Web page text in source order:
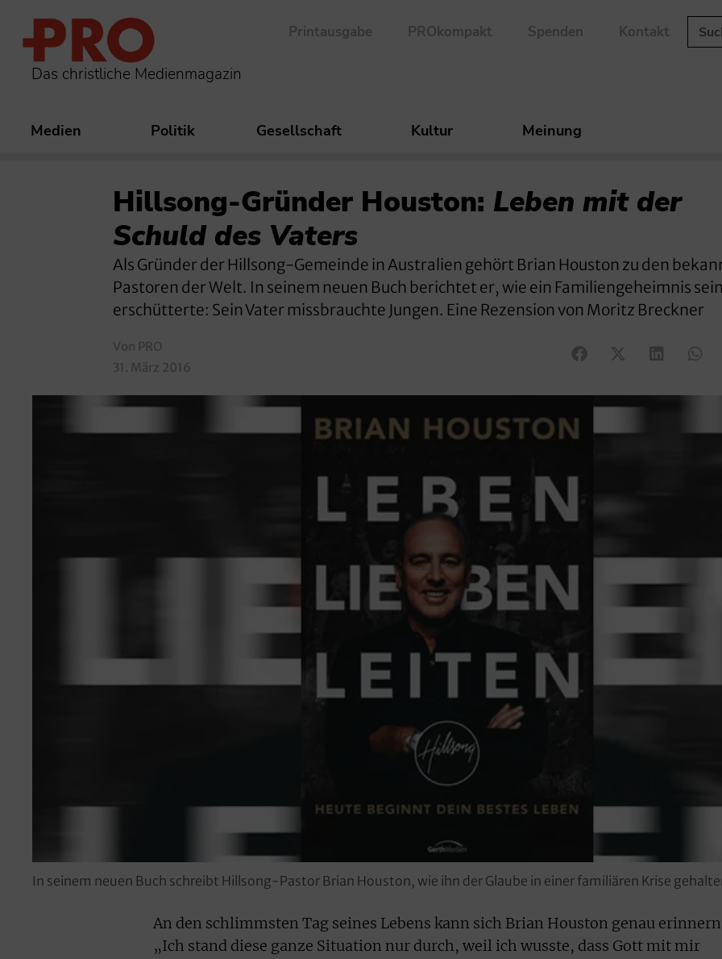
Das christliche Medienmagazin
Printausgabe PROkompakt Spenden Kontakt
Medien Politik Gesellschaft Kultur Meinung
Hillsong-Gründer Houston: Leben mit der
Schuld des Vaters
Als Gründer der Hillsong-Gemeinde in Australien gehört Brian Houston zu den
Pastoren der Welt. In seinem neuen Buch berichtet er, wie ein Familiengeheimnis
erschütterte: Sein Vater missbrauchte Jungen. Eine Rezension von Moritz Breckner
Von PRO
31. März 2016
In seinem neuen Buch schreibt Hillsong-Pastor Brian Houston, wie ihn der Glaube in einer familiären Krise
An den schlimmsten Tag seines Lebens kann sich Brian Houston genau
„Ich stand diese ganze Situation nur durch, weil ich wusste, dass Gott mit mir